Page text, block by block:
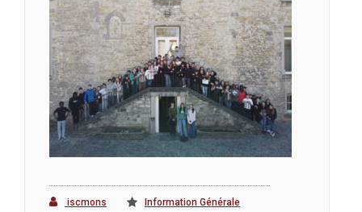
iscmons Information Générale